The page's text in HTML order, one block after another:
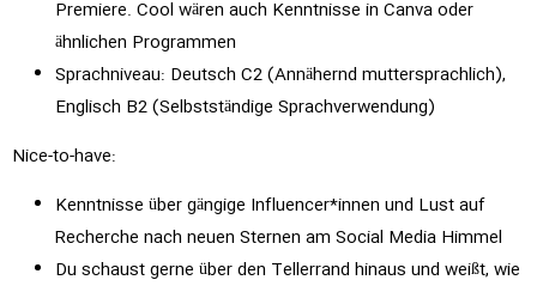
Premiere. Cool wären auch Kenntnisse in Canva oder
ähnlichen Programmen
Sprachniveau: Deutsch C2 (Annähernd muttersprachlich),
Englisch B2 (Selbstständige Sprachverwendung)
Nice-to-have:
Kenntnisse über gängige Influencer*innen und Lust auf
Recherche nach neuen Sternen am Social Media Himmel
Du schaust gerne über den Tellerrand hinaus und weißt, wie